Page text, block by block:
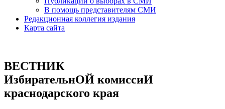
В помощь представителям СМИ
Редакционная коллегия издания
Карта сайта
ВЕСТНИК
ИзбирательнОЙ комиссиИ
краснодарского края